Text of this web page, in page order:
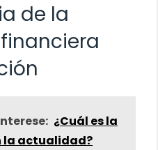
de la
¿Cuál es la
la actualidad?